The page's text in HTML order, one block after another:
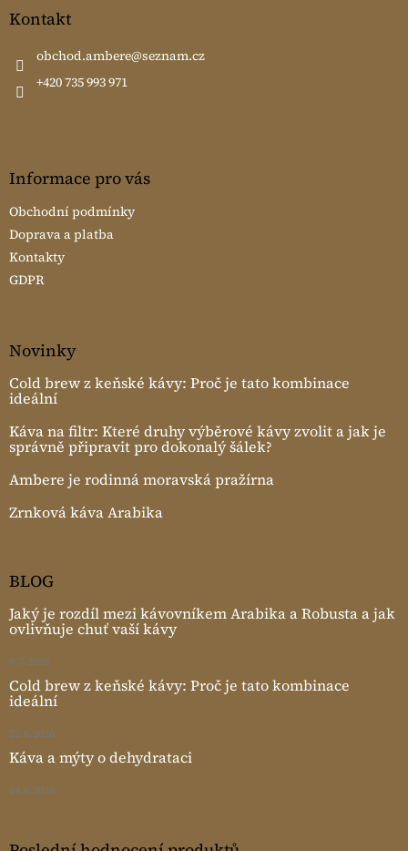
Kontakt
obchod.ambere@seznam.cz
+420 735 993 971
Informace pro vás
Obchodní podmínky
Doprava a platba
Kontakty
GDPR
Novinky
Cold brew z keňské kávy: Proč je tato kombinace
ideální
Káva na filtr: Které druhy výběrové kávy zvolit a jak je
správně připravit pro dokonalý šálek?
Ambere je rodinná moravská pražírna
Zrnková káva Arabika
BLOG
Jaký je rozdíl mezi kávovníkem Arabika a Robusta a jak
ovlivňuje chuť vaší kávy
9.7.2026
Cold brew z keňské kávy: Proč je tato kombinace
ideální
22.6.2026
Káva a mýty o dehydrataci
14.6.2026